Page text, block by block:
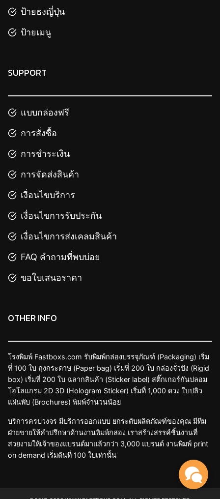
ป้ายธงญี่ปุ่น
ป้ายเมนู
SUPPORT
แบบกล่องฟรี
การสั่งซื้อ
การชำระเงิน
การจัดส่งสินค้า
เงื่อนไขบริการ
เงื่อนไขการรับประกัน
เงื่อนไขการส่งเคลมสินค้า
FAQ คำถามที่พบบ่อย
ขอใบเสนอราคา
OTHER INFO
โรงพิมพ์ Fastboxs.com รับพิมพ์กล่องบรรจุภัณฑ์ (Packaging) เริ่ม
ที่ 100 ใบ ถุงกระดาษ (Paper bag) เริ่มที่ 200 ใบ กล่องจั่วปัง (Rigid
box) เริ่มที่ 200 ใบ ฉลากสินค้า (Sticker label) สติ๊กเกอร์กันปลอม
โฮโลแกรม 2D 3D (Hologram Sticker) เริ่มที่ 1,000 ดวง ใบปลิว
แผ่นพับ (Brochures) พิมพ์จำนวนน้อย
บริการครบวงจร มีบริการออกแบบ ยกระดับผลิตภัณฑ์ของคุณ มีทีม
ฝ่ายขายให้คำปรึกษาด้านงานพิมพ์กล่อง เราสร้างสรรค์ชิ้นงานที่
สวยงามให้เจ้าของแบรนด์มาแล้วกว่า 3,000 แบรนด์ งานพิมพ์ print
on demand เริ่มต้นที่ 100 ใบเท่านั้น